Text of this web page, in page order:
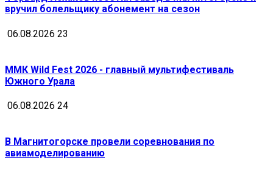
вручил болельщику абонемент на сезон
06.08.2026 23
ММК Wild Fest 2026 - главный мультифестиваль
Южного Урала
06.08.2026 24
В Магнитогорске провели соревнования по
авиамоделированию